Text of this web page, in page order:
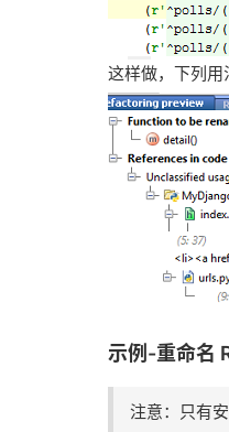
这样做，下列用
示例-重命名
注意：只有